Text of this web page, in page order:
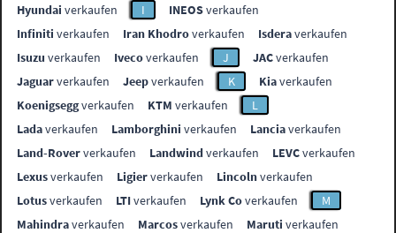
Hyundai verkaufen I INEOSverkaufen
Infiniti verkaufen Iran Khodroverkaufen Isderaverkaufen
Isuzu verkaufen Ivecoverkaufen J JACverkaufen
Jaguarverkaufen Jeepverkaufen K Kiaverkaufen
Koenigseggverkaufen KTM verkaufen
L
Ladaverkaufen Lamborghini verkaufen Lanciaverkaufen
Land-Roververkaufen Landwindverkaufen LEVCverkaufen
Lexusverkaufen Ligierverkaufen Lincolnverkaufen
Lotusverkaufen LTIverkaufen Lynk Coverkaufen
M
Mahindraverkaufen Marcosverkaufen Maruti verkaufen